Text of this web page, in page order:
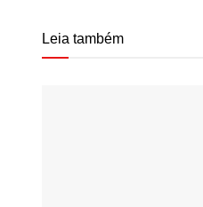
Leia também